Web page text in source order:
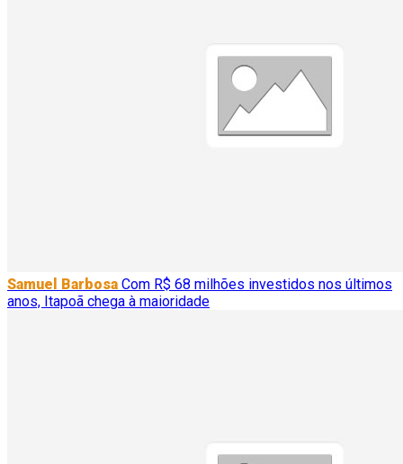
Samuel Barbosa Com R$ 68 milhões investidos nos últimos
anos, Itapoã chega à maioridade